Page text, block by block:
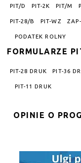
PIT/D PIT-2K PIT/M
PIT-28/B PIT-WZ
PODATEK ROLNY
FORMULARZE
PIT-28 DRUK PIT-36
PIT-11 DRUK
OPINIE O